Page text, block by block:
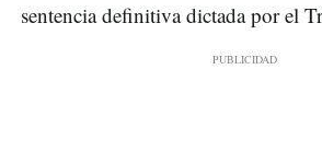
sentencia definitiva dictada por el